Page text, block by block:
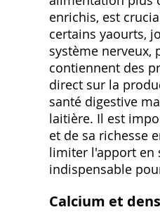
enrichis‚ est
certains yaourts‚
système
contiennent des
direct sur la
santé digestive
laitière. Il est
et de sa richesse
limiter l'apport en
indispensable
Calcium et